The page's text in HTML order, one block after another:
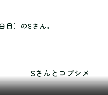
）のSさん。
Sさんとコブシメ